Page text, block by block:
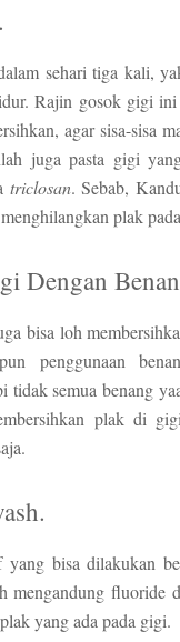
sehari tiga kali,
Rajin gosok gigi
agar sisa-sisa
juga pasta gigi
triclosan. Sebab,
plak
Dengan
bisa loh
penggunaan
semua benang
plak di
bisa dilakukan
mengandung fluoride
yang ada pada gigi.